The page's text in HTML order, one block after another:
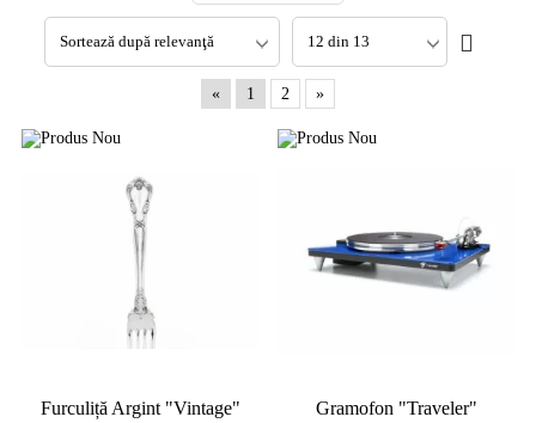
« 1 2 »
Furculiță Argint "Vintage" Gramofon "Traveler"